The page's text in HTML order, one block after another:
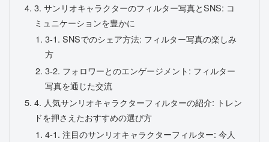
3. サンリオキャラクターのフィルター写真とSNS: コ
ミュニケーションを豊かに
3-1. SNSでのシェア方法: フィルター写真の楽しみ
方
3-2. フォロワーとのエンゲージメント: フィルター
写真を通じた交流
4. 人気サンリオキャラクターフィルターの紹介: トレン
ドを押さえたおすすめの選び方
4-1. 注目のサンリオキャラクターフィルター: 今人